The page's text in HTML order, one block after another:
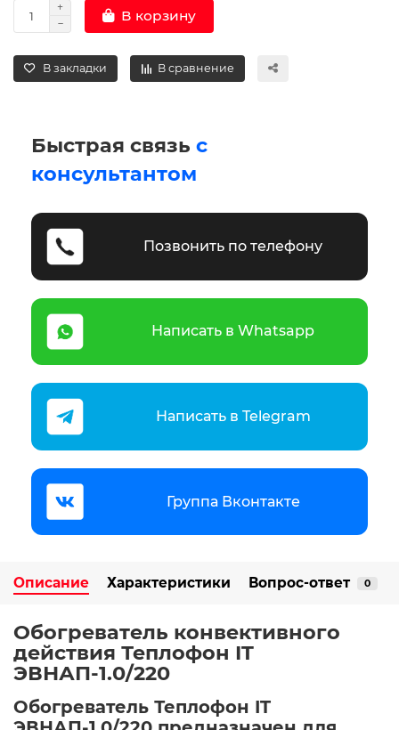
В корзину
В закладки В сравнение
Быстрая связь с
консультантом
Позвонить по телефону
Написать в Whatsapp
Написать в Telegram
Группа Вконтакте
Описание Характеристики Вопрос-ответ 0
Обогреватель конвективного
действия Теплофон IT
ЭВНАП-1.0/220
Обогреватель Теплофон IT